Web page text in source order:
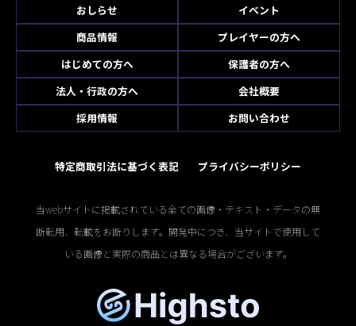
おしらせ
イベント
商品情報
プレイヤーの方へ
はじめての方へ
保護者の方へ
法人・行政の方へ
会社概要
採用情報
お問い合わせ
特定商取引法に基づく表記 プライバシーポリシー
当webサイトに掲載されている全ての画像・テキスト・データの無
断転用、転載をお断りします。開発中につき、当サイトで使用して
いる画像と実際の商品とは異なる場合がございます。